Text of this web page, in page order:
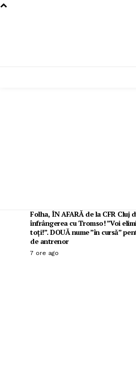
Folha, ÎN AFARĂ de la CFR Cluj
înfrângerea cu Tromso! ”Voi
toți!”. DOUĂ nume ”în cursă”
de antrenor
7 ore ago